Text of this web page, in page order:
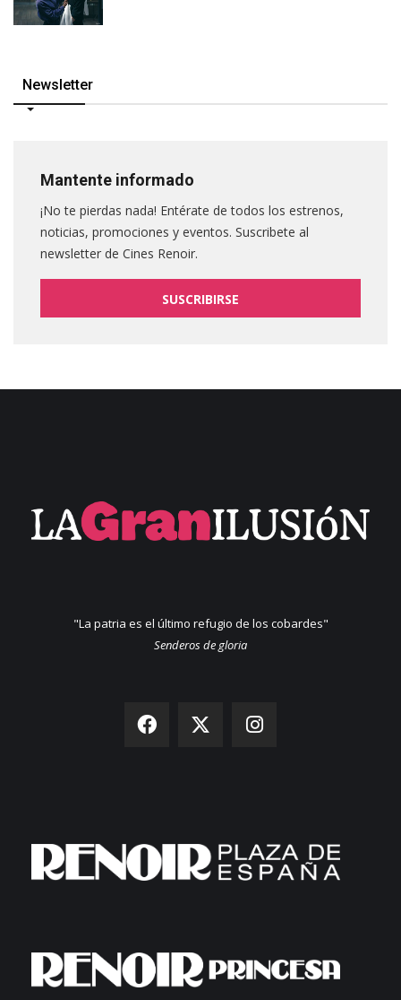
Newsletter
Mantente informado
¡No te pierdas nada! Entérate de todos los estrenos,
noticias, promociones y eventos. Suscribete al
newsletter de Cines Renoir.
SUSCRIBIRSE
"La patria es el último refugio de los cobardes"
Senderos de gloria